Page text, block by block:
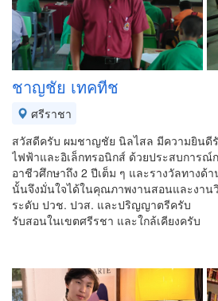
ชาญชัย เทคทีช
ศรีราชา
สวัสดีครับ ผมชาญชัย นิลไสล มีความยินดี
ไฟฟ้าและอิเล็กทรอนิกส์ ด้วยประสบการ
อาชีวศึกษาถึง 2 ปีเต็ม ๆ และรางวัลทางด้
นั้นจึงมั่นใจได้ในคุณภาพงานสอนและงาน
ระดับ ปวช. ปวส. และปริญญาตรีครับ
รับสอนในเขตศรีรชา และใกล้เคียงครับ